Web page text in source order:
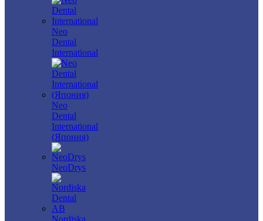
Neo
Dental
International
Neo
Dental
International
(Япония)
NeoDrys
Nordiska